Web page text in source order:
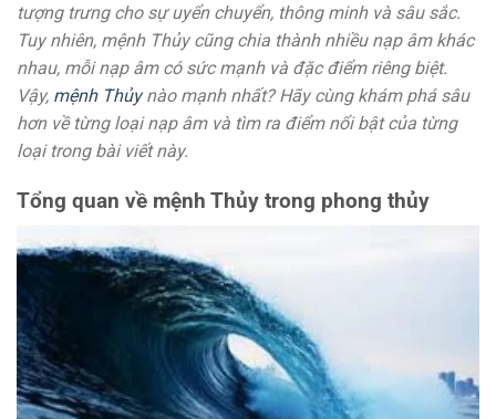
tượng trưng cho sự uyển chuyển, thông minh và sâu sắc.
Tuy nhiên, mệnh Thủy cũng chia thành nhiều nạp âm khác
nhau, mỗi nạp âm có sức mạnh và đặc điểm riêng biệt.
Vậy, mệnh Thủynào mạnh nhất? Hãy cùng khám phá sâu
hơn về từng loại nạp âm và tìm ra điểm nổi bật của từng
loại trong bài viết này.
Tổng quan về mệnh Thủy trong phong thủy